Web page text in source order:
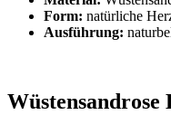
Form: natürliche
Ausführung: